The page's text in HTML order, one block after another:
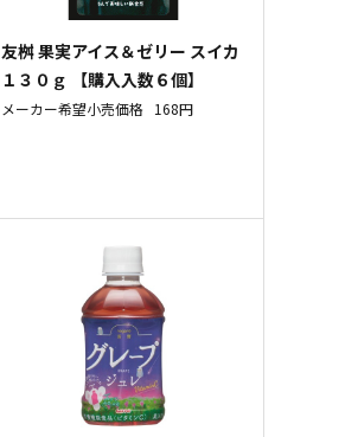
友桝 果実アイス＆ゼリー スイカ
１３０ｇ 【購入入数６個】
メーカー希望小売価格 168円